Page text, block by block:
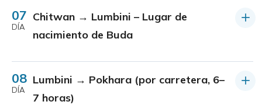
07
DÍA
Chitwan → Lumbini – Lugar de
nacimiento de Buda
08
DÍA
Lumbini → Pokhara (por carretera, 6–
7 horas)